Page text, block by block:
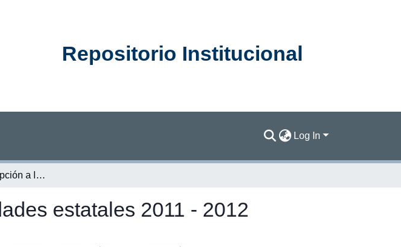
Repositorio Institucional
Log In
Proceso de inscripción a las universidades estatales 2011 - 2012
estatales 2011 - 2012